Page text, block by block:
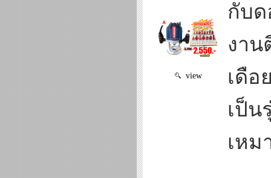
view
กับด
งาน
เดือ
เป็น
เหม